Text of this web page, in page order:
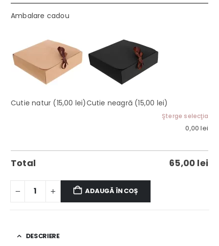
Ambalare cadou
Cutie natur (15,00 lei)Cutie neagră (15,00 lei)
Şterge selecţia
0,00lei
Total 65,00 lei
ADAUGĂ ÎN COȘ
DESCRIERE